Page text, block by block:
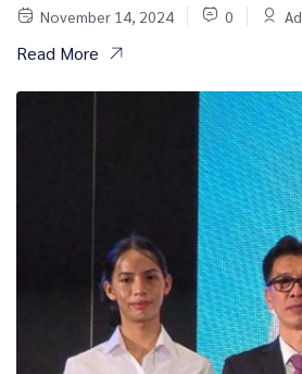
November 14, 2024 0
Read More